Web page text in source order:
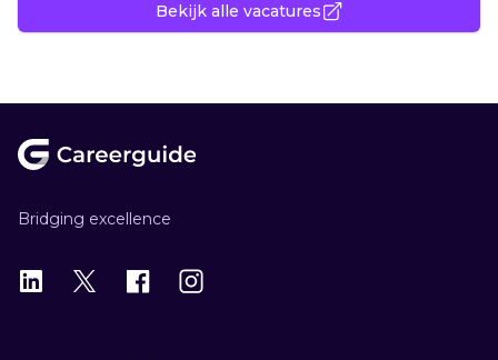
Bekijk alle vacatures
Bridging excellence
LinkedIn
X Instagram